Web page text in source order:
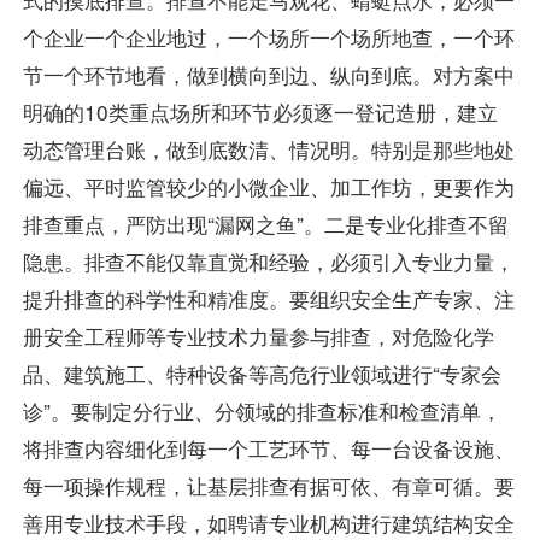
个企业一个企业地过，一个场所一个场所地查，一个环
节一个环节地看，做到横向到边、纵向到底。对方案中
明确的10类重点场所和环节必须逐一登记造册，建立
动态管理台账，做到底数清、情况明。特别是那些地处
偏远、平时监管较少的小微企业、加工作坊，更要作为
排查重点，严防出现“漏网之鱼”。二是专业化排查不留
隐患。排查不能仅靠直觉和经验，必须引入专业力量，
提升排查的科学性和精准度。要组织安全生产专家、注
册安全工程师等专业技术力量参与排查，对危险化学
品、建筑施工、特种设备等高危行业领域进行“专家会
诊”。要制定分行业、分领域的排查标准和检查清单，
将排查内容细化到每一个工艺环节、每一台设备设施、
每一项操作规程，让基层排查有据可依、有章可循。要
善用专业技术手段，如聘请专业机构进行建筑结构安全